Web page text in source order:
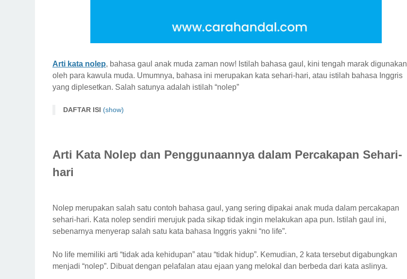
Arti kata nolep, bahasa gaul anak muda zaman now! Istilah bahasa gaul, kini tengah marak digunakan
oleh para kawula muda. Umumnya, bahasa ini merupakan kata sehari-hari, atau istilah bahasa Inggris
yang diplesetkan. Salah satunya adalah istilah “nolep”
DAFTAR ISI (show)
Cara Mengatasi Sikap Nolep
Arti Kata Nolep dan Penggunaannya dalam Percakapan Sehari-
hari
Nolep merupakan salah satu contoh bahasa gaul, yang sering dipakai anak muda dalam percakapan
sehari-hari. Kata nolep sendiri merujuk pada sikap tidak ingin melakukan apa pun. Istilah gaul ini,
sebenarnya menyerap salah satu kata bahasa Inggris yakni “no life”.
No life memiliki arti “tidak ada kehidupan” atau “tidak hidup”. Kemudian, 2 kata tersebut digabungkan
menjadi “nolep”. Dibuat dengan pelafalan atau ejaan yang melokal dan berbeda dari kata aslinya.